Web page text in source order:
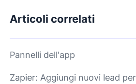
Articoli correlati
Pannelli dell'app
Zapier: Aggiungi nuovi lead